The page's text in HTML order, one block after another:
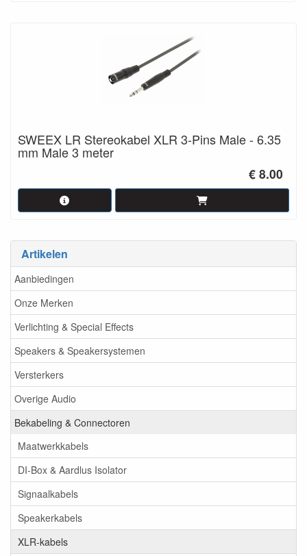
Artikelen
Aanbiedingen
Onze Merken
Verlichting & Special Effects
Speakers & Speakersystemen
Versterkers
Overige Audio
Bekabeling & Connectoren
Maatwerkkabels
DI-Box & Aardlus Isolator
Signaalkabels
Speakerkabels
XLR-kabels
SWEEX LR Stereokabel XLR 3-Pins Male - 6.35
mm Male 3 meter
€ 8.00